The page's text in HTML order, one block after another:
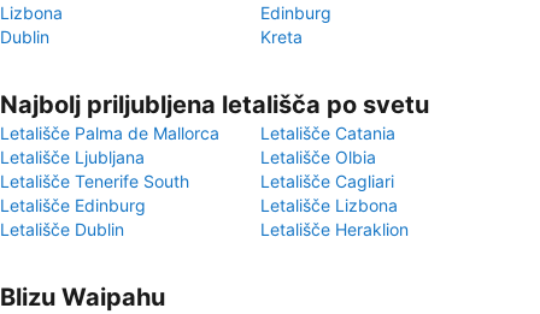
Lizbona
Edinburg
Dublin
Kreta
Najbolj priljubljena letališča po svetu
Letališče Palma de Mallorca
Letališče Catania
Letališče Ljubljana
Letališče Olbia
Letališče Tenerife South
Letališče Cagliari
Letališče Edinburg
Letališče Lizbona
Letališče Dublin
Letališče Heraklion
Blizu Waipahu